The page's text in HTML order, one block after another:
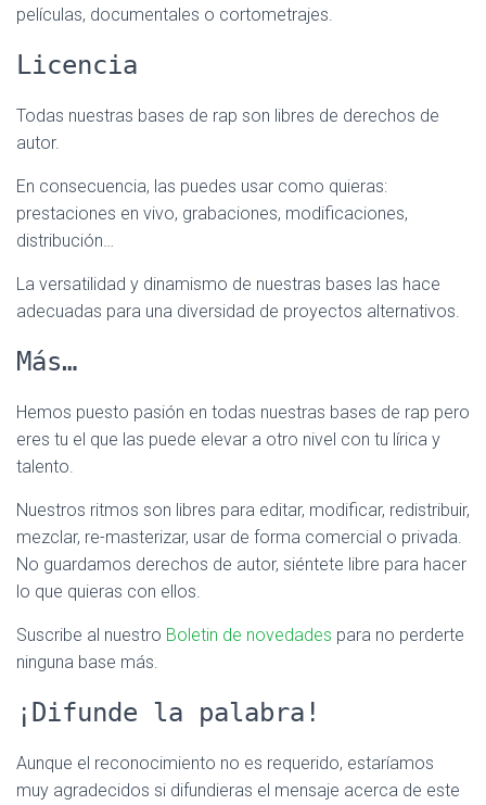
películas, documentales o cortometrajes.
Licencia
Todas nuestras bases de rap son libres de derechos de
autor.
En consecuencia, las puedes usar como quieras:
prestaciones en vivo, grabaciones, modificaciones,
distribución…
La versatilidad y dinamismo de nuestras bases las hace
adecuadas para una diversidad de proyectos alternativos.
Más…
Hemos puesto pasión en todas nuestras bases de rap pero
eres tu el que las puede elevar a otro nivel con tu lírica y
talento.
Nuestros ritmos son libres para editar, modificar, redistribuir,
mezclar, re-masterizar, usar de forma comercial o privada.
No guardamos derechos de autor, siéntete libre para hacer
lo que quieras con ellos.
Suscribe al nuestro Boletin de novedades para no perderte
ninguna base más.
¡Difunde la palabra!
Aunque el reconocimiento no es requerido, estaríamos
muy agradecidos si difundieras el mensaje acerca de este